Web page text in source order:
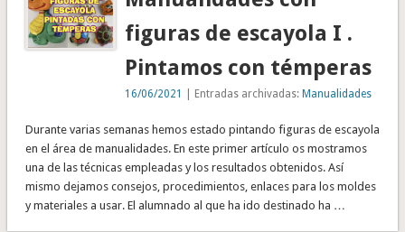
figuras de escayola I .
Pintamos con témperas
16/06/2021 | Entradas archivadas:Manualidades
Durante varias semanas hemos estado pintando figuras de escayola
en el área de manualidades. En este primer artículo os mostramos
una de las técnicas empleadas y los resultados obtenidos. Así
mismo dejamos consejos, procedimientos, enlaces para los moldes
y materiales a usar. El alumnado al que ha ido destinado ha …